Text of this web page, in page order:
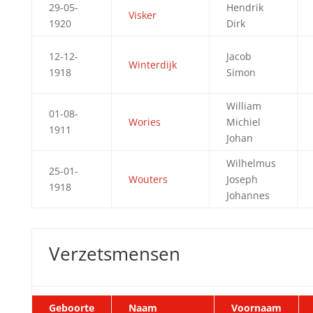
29-05-
1920
Visker
Hendrik
Dirk
12-12-
1918
Winterdijk
Jacob
Simon
01-08-
1911
Wories
William
Michiel
Johan
25-01-
1918
Wouters
Wilhelmus
Joseph
Johannes
Verzetsmensen
Geboorte
Naam Voornaam